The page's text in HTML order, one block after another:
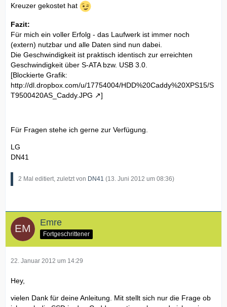
Kreuzer gekostet hat
Fazit:
Für mich ein voller Erfolg - das Laufwerk ist immer noch
(extern) nutzbar und alle Daten sind nun dabei.
Die Geschwindigkeit ist praktisch identisch zur erreichten
Geschwindigkeit über S-ATA bzw. USB 3.0.
[Blockierte Grafik:
http://dl.dropbox.com/u/17754004/HDD%20Caddy%20XPS15/S
T9500420AS_Caddy.JPG
]
Für Fragen stehe ich gerne zur Verfügung.
LG
DN41
2 Mal editiert, zuletzt von DN41 (13. Juni 2012 um 08:36)
Emre
Fortgeschrittener
22. Januar 2012 um 14:29
Hey,
vielen Dank für deine Anleitung. Mit stellt sich nur die Frage ob